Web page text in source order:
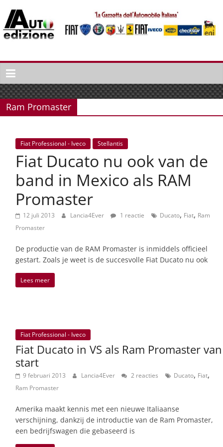
naar
inhoud
Auto
Edizione
La
Gazetta
dell'Automobile
Italiaans
autonieuws
lifestyle
Ram Promaster
Fiat Professional - Iveco Stellantis
Fiat Ducato nu ook van de
band in Mexico als RAM
Promaster
12 juli 2013 Lancia4Ever 1 reactie Ducato, Fiat, Ram
Promaster
De productie van de RAM Promaster is inmiddels officieel
gestart. Zoals je weet is de succesvolle Fiat Ducato nu ook
Lees meer
Fiat Professional - Iveco
Fiat Ducato in VS als Ram Promaster van
start
9 februari 2013 Lancia4Ever 2 reacties Ducato, Fiat,
Ram Promaster
Amerika maakt kennis met een nieuwe Italiaanse
verschijning, dankzij de introductie van de Ram Promaster,
een bedrijfswagen die gebaseerd is